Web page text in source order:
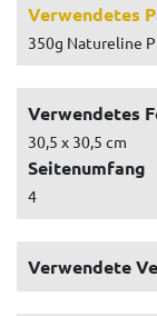
Verwendetes
350g Natureline
Verwendetes
30,5 x 30,5 cm
Seitenumfang
4
Verwendete